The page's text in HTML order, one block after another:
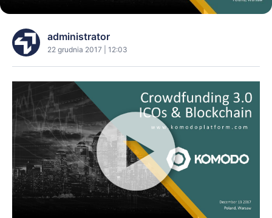
administrator
22 grudnia 2017 | 12:03